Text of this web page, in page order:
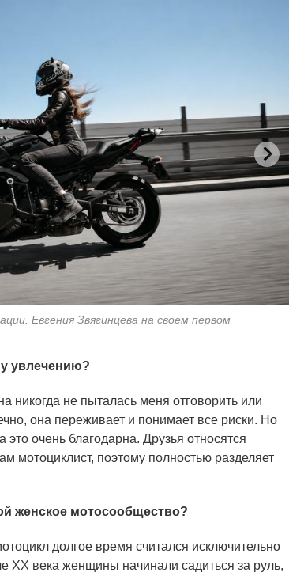
Евгения Звягинцева на своем первом
увлечению?
не пыталась меня отговорить или
она переживает и понимает все риски. Но
очень благодарна. Друзья относятся
мотоциклист, поэтому полностью разделяет
женское мотосообщество?
долгое время считался исключительно
ХХ века женщины начинали садиться за руль,